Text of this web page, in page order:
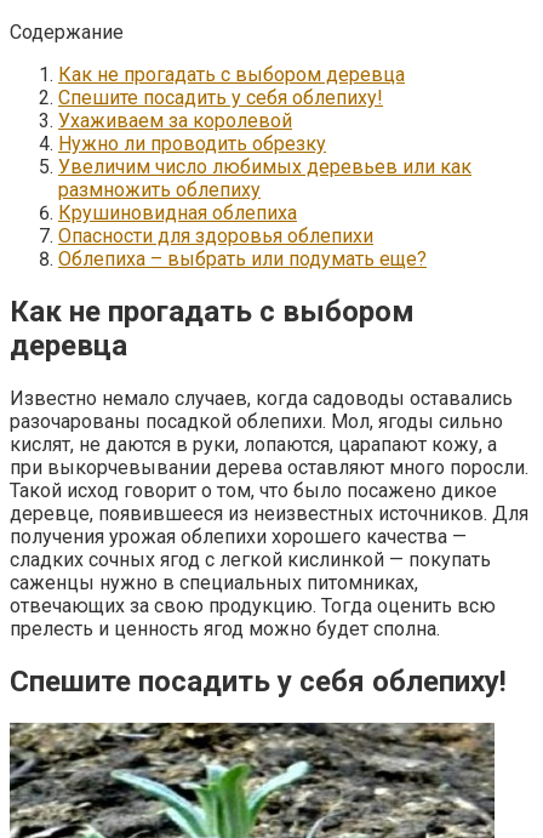
Содержание
Как не прогадать с выбором деревца
Спешите посадить у себя облепиху!
Ухаживаем за королевой
Нужно ли проводить обрезку
Увеличим число любимых деревьев или как
размножить облепиху
Крушиновидная облепиха
Опасности для здоровья облепихи
Облепиха – выбрать или подумать еще?
Как не прогадать с выбором
деревца
Известно немало случаев, когда садоводы оставались
разочарованы посадкой облепихи. Мол, ягоды сильно
кислят, не даются в руки, лопаются, царапают кожу, а
при выкорчевывании дерева оставляют много поросли.
Такой исход говорит о том, что было посажено дикое
деревце, появившееся из неизвестных источников. Для
получения урожая облепихи хорошего качества —
сладких сочных ягод с легкой кислинкой — покупать
саженцы нужно в специальных питомниках,
отвечающих за свою продукцию. Тогда оценить всю
прелесть и ценность ягод можно будет сполна.
Спешите посадить у себя облепиху!